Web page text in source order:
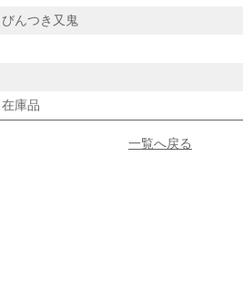
びんつき又鬼
在庫品
一覧へ戻る